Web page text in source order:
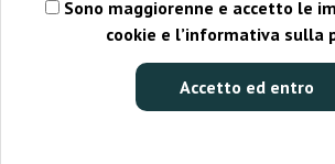
Sono maggiorenne e accetto le
cookie e l’informativa sulla
Accetto ed entro